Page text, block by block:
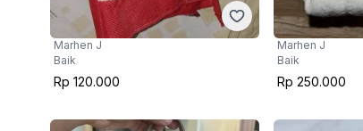
Marhen J
Baik
Rp 120.000
Marhen J
Baik
Rp 250.000